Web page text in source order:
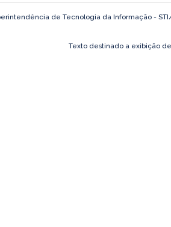
de Tecnologia da Informação -
Texto destinado a exibição